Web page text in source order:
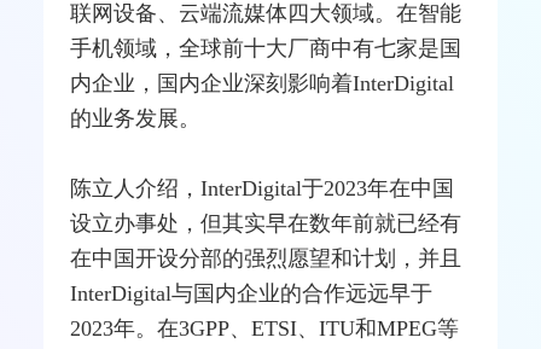
联网设备、云端流媒体四大领域。在智能
手机领域，全球前十大厂商中有七家是国
内企业，国内企业深刻影响着InterDigital
的业务发展。
陈立人介绍，InterDigital于2023年在中国
设立办事处，但其实早在数年前就已经有
在中国开设分部的强烈愿望和计划，并且
InterDigital与国内企业的合作远远早于
2023年。在3GPP、ETSI、ITU和MPEG等